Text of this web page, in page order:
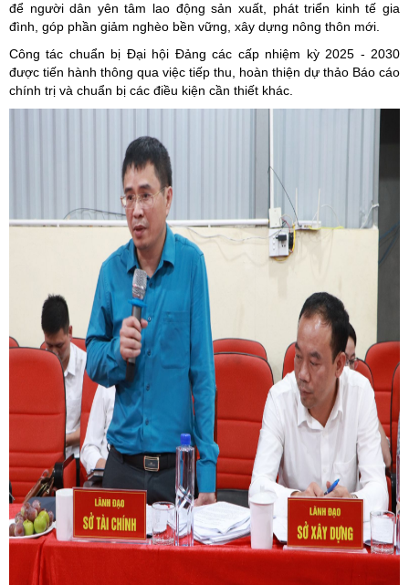
để người dân yên tâm lao động sản xuất, phát triển kinh tế gia
đình, góp phần giảm nghèo bền vững, xây dựng nông thôn mới.
Công tác chuẩn bị Đại hội Đảng các cấp nhiệm kỳ 2025 - 2030
được tiến hành thông qua việc tiếp thu, hoàn thiện dự thảo Báo cáo
chính trị và chuẩn bị các điều kiện cần thiết khác.